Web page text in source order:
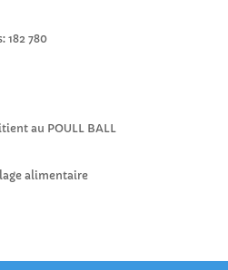
182 780
au POULL BALL
alimentaire